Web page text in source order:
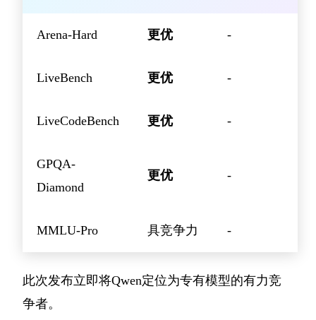
Arena-Hard 更优 -
LiveBench 更优 -
LiveCodeBench 更优 -
GPQA-
Diamond
更优 -
MMLU-Pro 具竞争力 -
此次发布立即将Qwen定位为专有模型的有力竞
争者。